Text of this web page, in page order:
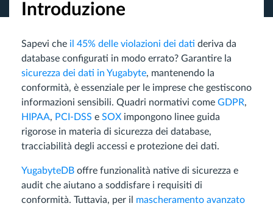
Introduzione
Sapevi che il 45% delle violazioni dei dati deriva da
database configurati in modo errato? Garantire la
sicurezza dei dati in Yugabyte, mantenendo la
conformità, è essenziale per le imprese che gestiscono
informazioni sensibili. Quadri normativi come GDPR,
HIPAA, PCI-DSS e SOX impongono linee guida
rigorose in materia di sicurezza dei database,
tracciabilità degli accessi e protezione dei dati.
YugabyteDB offre funzionalità native di sicurezza e
audit che aiutano a soddisfare i requisiti di
conformità. Tuttavia, per il mascheramento avanzato